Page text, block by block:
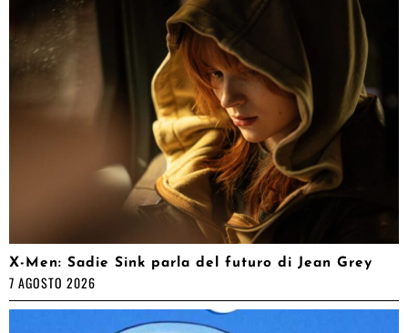
X-Men: Sadie Sink parla del futuro di Jean Grey
7 AGOSTO 2026